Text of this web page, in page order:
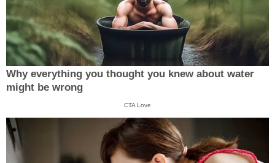
Why everything you thought you knew about water
might be wrong
CTA Love